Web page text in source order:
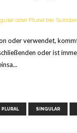
oder verwendet,
oder ist
PLURAL SINGULAR